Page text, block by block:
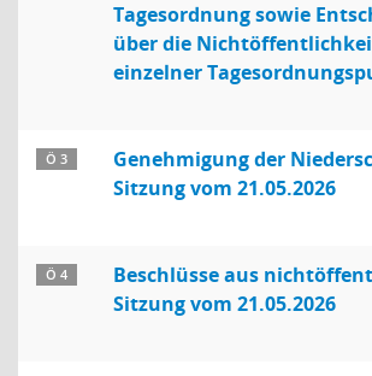
Tagesordnung sowie
über die
einzelner
Ö 3
Genehmigung der
Sitzung vom 21.05.2026
Ö 4
Beschlüsse aus
Sitzung vom 21.05.2026